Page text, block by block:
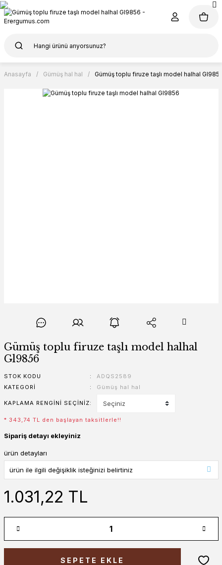
Anasayfa Gümüş hal hal Gümüş toplu firuze taşlı model halhal
Gümüş toplu firuze taşlı model halhal
Gl9856
STOK KODU
ADQS2589
KATEGORI
Gümüş hal hal
KAPLAMA RENGINI SEÇINIZ
* 343,74 TL den başlayan taksitlerle!!
Sipariş detayı ekleyiniz
ürün detayları
1.031,22 TL
SEPETE EKLE